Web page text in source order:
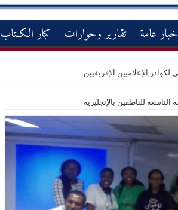
عامة تقارير وحوارات كبار الكـتاب
لكوادر الإعلاميين الإفريقيين
التاسعة للناطقين بالإنجليزية